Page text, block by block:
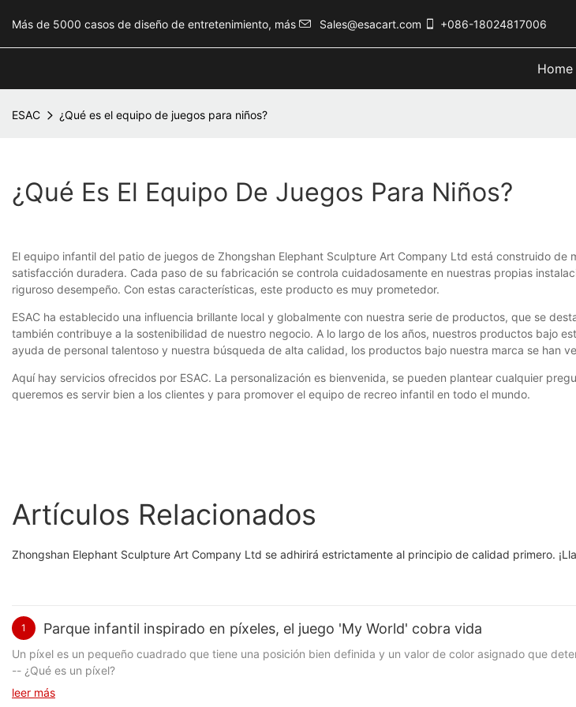
Más de 5000 casos de diseño de entretenimiento, más Sales@esacart.com +086-18024817006
Home
ESAC ¿Qué es el equipo de juegos para niños?
¿Qué Es El Equipo De Juegos Para Niños?
El equipo infantil del patio de juegos de Zhongshan Elephant Sculpture Art Company Ltd está construido
satisfacción duradera. Cada paso de su fabricación se controla cuidadosamente en nuestras propias
riguroso desempeño. Con estas características, este producto es muy prometedor.
ESAC ha establecido una influencia brillante local y globalmente con nuestra serie de productos, que se
también contribuye a la sostenibilidad de nuestro negocio. A lo largo de los años, nuestros productos bajo
ayuda de personal talentoso y nuestra búsqueda de alta calidad, los productos bajo nuestra marca se han
Aquí hay servicios ofrecidos por ESAC. La personalización es bienvenida, se pueden plantear cualquier
queremos es servir bien a los clientes y para promover el equipo de recreo infantil en todo el mundo.
Artículos Relacionados
Zhongshan Elephant Sculpture Art Company Ltd se adhirirá estrictamente al principio de calidad primero.
1 Parque infantil inspirado en píxeles, el juego 'My World' cobra vida
Un píxel es un pequeño cuadrado que tiene una posición bien definida y un valor de color asignado que
-- ¿Qué es un píxel?
leer más